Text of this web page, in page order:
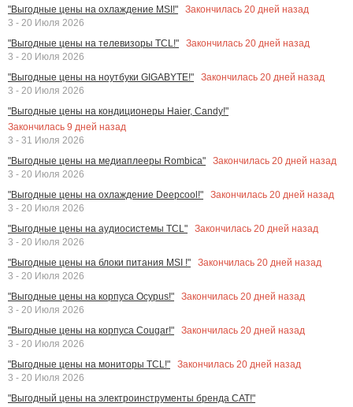
"Выгодные цены на охлаждение MSI!"
Закончилась 20 дней назад
3 - 20 Июля 2026
"Выгодные цены на телевизоры TCL!"
Закончилась 20 дней назад
3 - 20 Июля 2026
"Выгодные цены на ноутбуки GIGABYTE!"
Закончилась 20 дней назад
3 - 20 Июля 2026
"Выгодные цены на кондиционеры Haier, Candy!"
Закончилась 9 дней назад
3 - 31 Июля 2026
"Выгодные цены на медиаплееры Rombica"
Закончилась 20 дней назад
3 - 20 Июля 2026
"Выгодные цены на охлаждение Deepcool!"
Закончилась 20 дней назад
3 - 20 Июля 2026
"Выгодные цены на аудиосистемы TCL"
Закончилась 20 дней назад
3 - 20 Июля 2026
"Выгодные цены на блоки питания MSI !"
Закончилась 20 дней назад
3 - 20 Июля 2026
"Выгодные цены на корпуса Ocypus!"
Закончилась 20 дней назад
3 - 20 Июля 2026
"Выгодные цены на корпуса Cougar!"
Закончилась 20 дней назад
3 - 20 Июля 2026
"Выгодные цены на мониторы TCL!"
Закончилась 20 дней назад
3 - 20 Июля 2026
"Выгодный цены на электроинструменты бренда CAT!"